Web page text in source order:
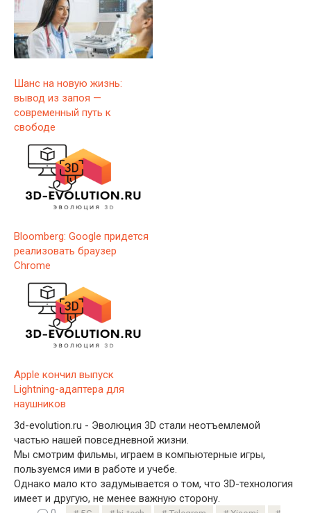
Шанс на новую жизнь:
вывод из запоя —
современный путь к
свободе
Bloomberg: Google придется
реализовать браузер
Chrome
Apple кончил выпуск
Lightning-адаптера для
наушников
3d-evolution.ru - Эволюция 3D стали неотъемлемой
частью нашей повседневной жизни.
Мы смотрим фильмы, играем в компьютерные игры,
пользуемся ими в работе и учебе.
Однако мало кто задумывается о том, что 3D-технология
имеет и другую, не менее важную сторону.